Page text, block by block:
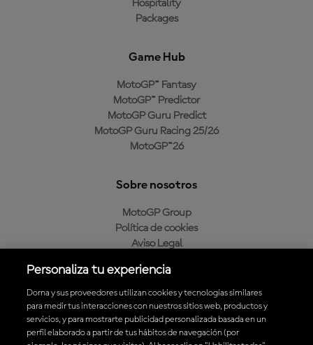
Hospitality
Packages
Game Hub
MotoGP™ Fantasy
MotoGP™ Predictor
MotoGP Guru Predict
MotoGP Guru Racing 25/26
MotoGP™26
Sobre nosotros
MotoGP Group
Política de cookies
Aviso Legal
Política de compra
Descarga la aplicación oficial de MotoGP™
Personaliza tu experiencia
Dorna y sus proveedores utilizan cookies y tecnologías similares
para medir tus interacciones con nuestros sitios web, productos y
servicios, y para mostrarte publicidad personalizada basada en un
perfil elaborado a partir de tus hábitos de navegación (por